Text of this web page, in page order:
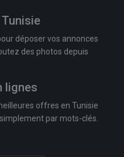
déposer vos annonces
des photos depuis
lignes
offres en Tunisie
par mots-clés.